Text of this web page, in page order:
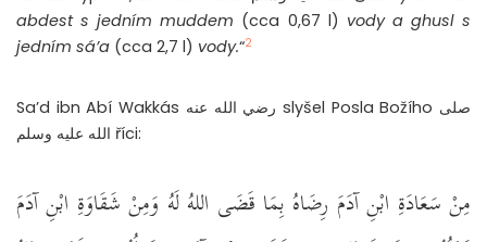
abdest s jedním muddem (cca 0,67 l) vody a ghusl s
jedním sá’a (cca 2,7 l) vody.“2
Sa’d ibn Abí Wakkás رضي الله عنه slyšel Posla Božího صلى
الله عليه وسلم říci:
مِنْ سَعَادَةِ ابْنِ آدَمَ رِضَاهُ بِمَا قَضَى اللهُ لَهُ وَمِنْ شَقَاوَةِ ابْنِ آدَمَ